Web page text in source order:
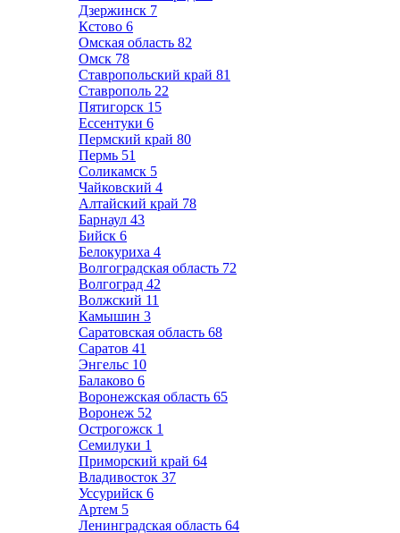
Дзержинск 7
Кстово 6
Омская область 82
Омск 78
Ставропольский край 81
Ставрополь 22
Пятигорск 15
Ессентуки 6
Пермский край 80
Пермь 51
Соликамск 5
Чайковский 4
Алтайский край 78
Барнаул 43
Бийск 6
Белокуриха 4
Волгоградская область 72
Волгоград 42
Волжский 11
Камышин 3
Саратовская область 68
Саратов 41
Энгельс 10
Балаково 6
Воронежская область 65
Воронеж 52
Острогожск 1
Семилуки 1
Приморский край 64
Владивосток 37
Уссурийск 6
Артем 5
Ленинградская область 64